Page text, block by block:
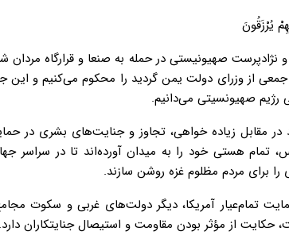
یُرْزَقُونَ
و نژادپرست صهیونیستی در حمله به صنعا و قرارگاه مردان
از وزرای دولت یمن گردید را محکوم می‌کنیم و این
رژیم صهیونسیتی می‌دانیم.
در مقابل زیاده خواهی، تجاوز و جنایت‌های بشری در
تمام هستی خود را به میدان آورده‌اند تا در سراسر
برای مردم مظلوم غزه روشن سازند.
حمایت تمام‌عیار آمریکا، دیگر دولت‌های غربی و سکوت
از مؤثر بودن مقاومت و استیصال جنایتکاران دارد.